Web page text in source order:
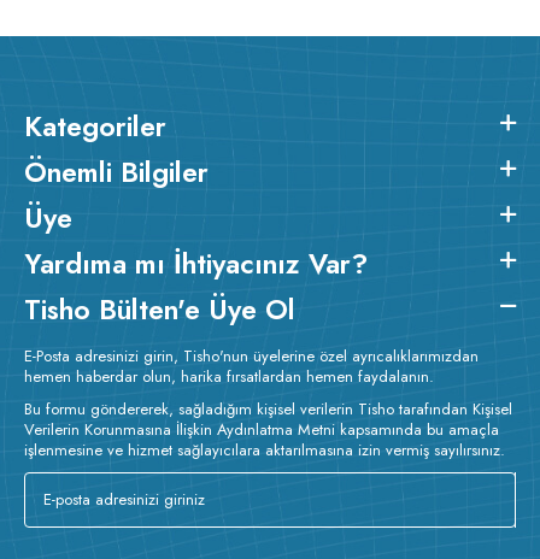
Kategoriler
Önemli Bilgiler
Üye
Yardıma mı İhtiyacınız Var?
Tisho Bülten'e Üye Ol
E-Posta adresinizi girin, Tisho'nun üyelerine özel ayrıcalıklarımızdan
hemen haberdar olun, harika fırsatlardan hemen faydalanın.
Bu formu göndererek, sağladığım kişisel verilerin Tisho tarafından Kişisel
Verilerin Korunmasına İlişkin Aydınlatma Metni kapsamında bu amaçla
işlenmesine ve hizmet sağlayıcılara aktarılmasına izin vermiş sayılırsınız.